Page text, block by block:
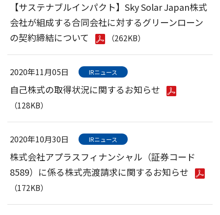
【サステナブルインパクト】Sky Solar Japan株式
会社が組成する合同会社に対するグリーンローン
の契約締結について
（262KB）
2020年11月05日 IRニュース
自己株式の取得状況に関するお知らせ
（128KB）
2020年10月30日 IRニュース
株式会社アプラスフィナンシャル（証券コード
8589）に係る株式売渡請求に関するお知らせ
（172KB）